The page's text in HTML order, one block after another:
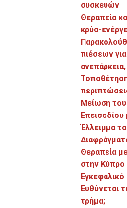
συσκευών
Θεραπεία
κρύο-
πιέσεων
Μείωση του
Επεισοδίου
Έλλειμμα
Θεραπεία
στην Κύπρο
Ευθύνεται
τρήμα;
Θεραπεία μιτροειδούς